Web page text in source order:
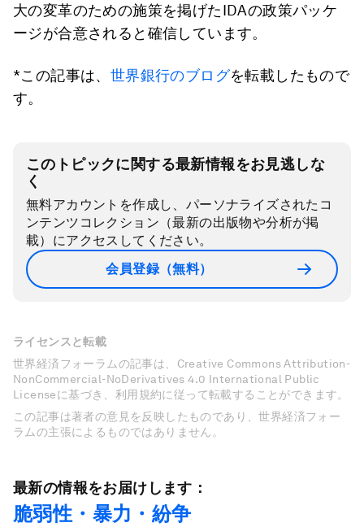
大の変革のための施策を掲げたIDAの政策パッケ
ージが合意されると確信しています。
*この記事は、 世界銀行のブログを転載したもので
す。
このトピックに関する最新情報をお見逃しな
く
無料アカウントを作成し、パーソナライズされたコ
ンテンツコレクション（最新の出版物や分析が掲
載）にアクセスしてください。
会員登録（無料）
ライセンスと転載
世界経済フォーラムの記事は、Creative Commons Attribution-
NonCommercial-NoDerivatives 4.0 International Public
Licenseに基づき、利用規約に従って転載することができます。
この記事は著者の意見を反映したものであり、世界経済フォー
ラムの主張によるものではありません。
最新の情報をお届けします：
脆弱性・暴力・紛争